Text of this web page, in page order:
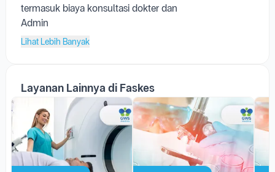
termasuk biaya konsultasi dokter dan
Admin
Lihat Lebih Banyak
Layanan Lainnya di Faskes